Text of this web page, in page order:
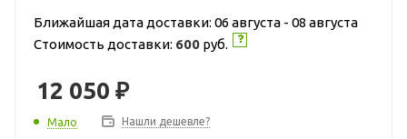
Ближайшая дата доставки: 06 августа - 08 августа
Стоимость доставки: 600 руб.
12 050 ₽
Мало Нашли дешевле?